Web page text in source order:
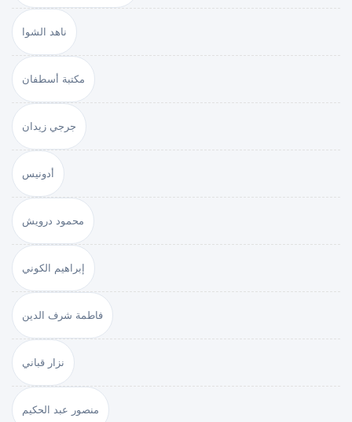
ناهد الشوا
مكتبة أسطفان
جرجي زيدان
أدونيس
محمود درويش
إبراهيم الكوني
فاطمة شرف الدين
نزار قباني
منصور عبد الحكيم